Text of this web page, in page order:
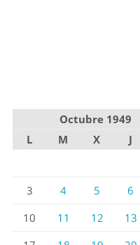
Octubre 1949
L
M X J
3
4 5 6
10
11 12 13